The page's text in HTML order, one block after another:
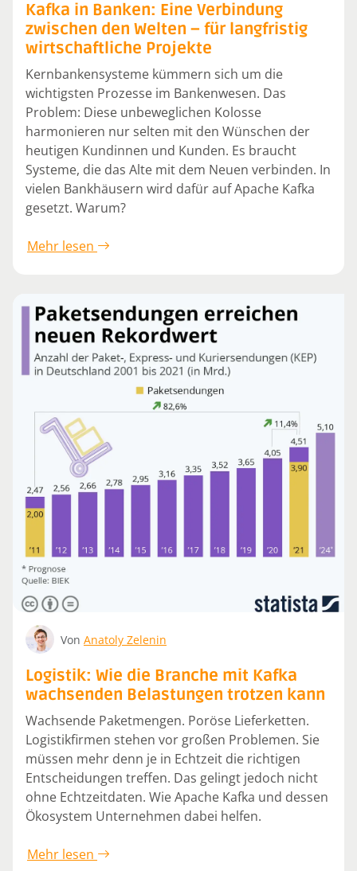
Kafka in Banken: Eine Verbindung
zwischen den Welten – für langfristig
wirtschaftliche Projekte
Kernbankensysteme kümmern sich um die
wichtigsten Prozesse im Bankenwesen. Das
Problem: Diese unbeweglichen Kolosse
harmonieren nur selten mit den Wünschen der
heutigen Kundinnen und Kunden. Es braucht
Systeme, die das Alte mit dem Neuen verbinden. In
vielen Bankhäusern wird dafür auf Apache Kafka
gesetzt. Warum?
Mehr lesen
Von Anatoly Zelenin
Logistik: Wie die Branche mit Kafka
wachsenden Belastungen trotzen kann
Wachsende Paketmengen. Poröse Lieferketten.
Logistikfirmen stehen vor großen Problemen. Sie
müssen mehr denn je in Echtzeit die richtigen
Entscheidungen treffen. Das gelingt jedoch nicht
ohne Echtzeitdaten. Wie Apache Kafka und dessen
Ökosystem Unternehmen dabei helfen.
Mehr lesen